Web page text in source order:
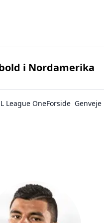
i Nordamerika
League OneForside Genveje